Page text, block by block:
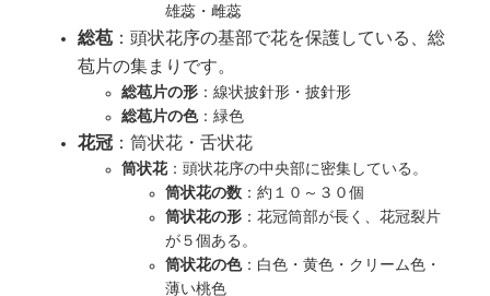
雄蕊・雌蕊
総苞 ：頭状花序の基部で花を保護している、総
苞片の集まりです。
総苞片の形 ：線状披針形・披針形
総苞片の色：緑色
花冠 ：筒状花・舌状花
筒状花：頭状花序の中央部に密集している。
筒状花の数 ：約１０～３０個
筒状花の形 ：花冠筒部が長く、花冠裂片
が５個ある。
筒状花の色：白色・黄色・クリーム色・
薄い桃色